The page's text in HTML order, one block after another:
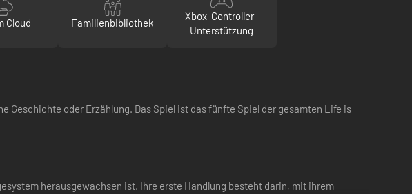
Cloud Familienbibliothek
Xbox-Controller-
Unterstützung
oder Erzählung. Das Spiel ist das fünfte Spiel der gesamten Life is
herausgewachsen ist. Ihre erste Handlung besteht darin, mit ihrem